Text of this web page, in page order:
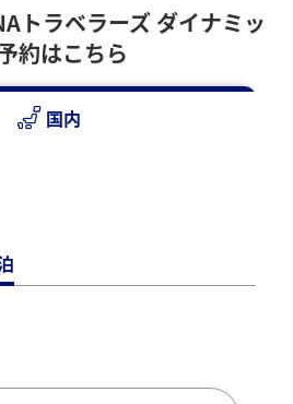
。
すると、クーポンコードがコピー
法選択画面で貼り付けることも可
）行き2万円クーポン
トラベラーズ ダイナミッ
約はこちら
国内